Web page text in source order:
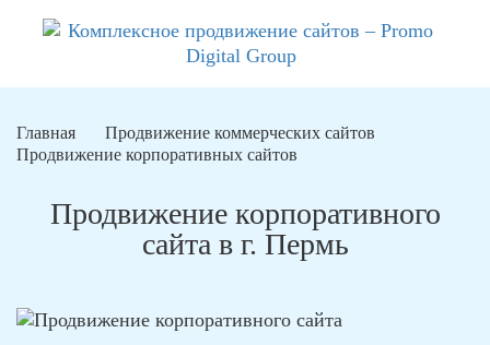
Главная
Продвижение коммерческих сайтов
Продвижение корпоративных сайтов
Продвижение корпоративного
сайта в г. Пермь